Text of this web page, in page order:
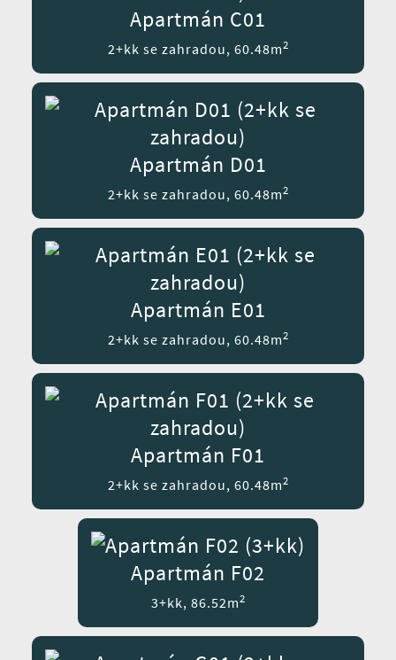
Apartmán C01
2+kk se zahradou, 60.48m2
Apartmán D01
2+kk se zahradou, 60.48m2
Apartmán E01
2+kk se zahradou, 60.48m2
Apartmán F01
2+kk se zahradou, 60.48m2
Apartmán F02
3+kk, 86.52m2